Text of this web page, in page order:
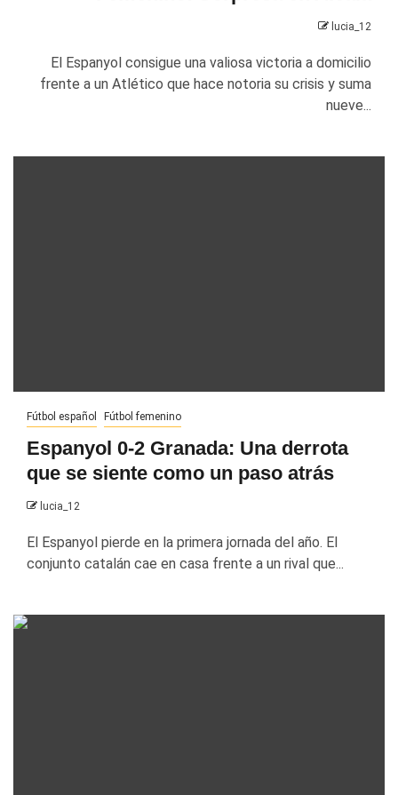
lucia_12
El Espanyol consigue una valiosa victoria a domicilio
frente a un Atlético que hace notoria su crisis y suma
nueve...
Fútbol español Fútbol femenino
Espanyol 0-2 Granada: Una derrota
que se siente como un paso atrás
lucia_12
El Espanyol pierde en la primera jornada del año. El
conjunto catalán cae en casa frente a un rival que...